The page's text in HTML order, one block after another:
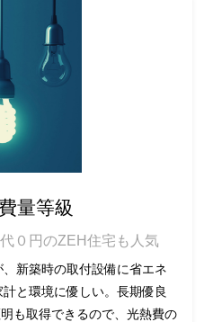
量等級
０円のZEH住宅も人気
新築時の取付設備に省エネ
と環境に優しい。長期優良
も取得できるので、光熱費の